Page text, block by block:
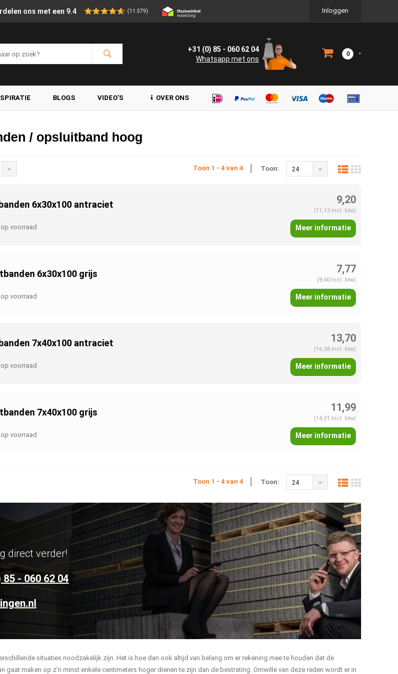
ons met een 9.4 (11.579) Inloggen
+31 (0) 85 - 060 62 04
Whatsapp met ons
0
BLOGS VIDEO'S OVER ONS
/ opsluitband hoog
Toon 1 - 4 van 4 Toon: 24
6x30x100 antraciet
voorraad
9,20
(11,13 Incl. btw)
Meer informatie
6x30x100 grijs
voorraad
7,77
(9,40 Incl. btw)
Meer informatie
7x40x100 antraciet
voorraad
13,70
(16,58 Incl. btw)
Meer informatie
7x40x100 grijs
voorraad
11,99
(14,51 Incl. btw)
Meer informatie
Toon 1 - 4 van 4 Toon: 24
direct verder!
85 - 060 62 04
situaties noodzakelijk zijn. Het is hoe dan ook altijd van belang om er rekening mee te houden dat de
gaat maken op z'n minst enkele centimeters hoger dienen te zijn dan de bestrating. Omwille van deze reden wordt er in